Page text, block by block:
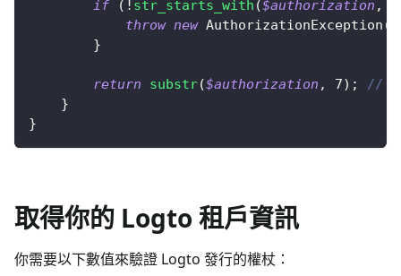
if ( ! str_starts_with ($authorization ,
throw new AuthorizationException (
}
return substr($authorization , 7) ;
//
}
}
取得你的 Logto 租戶資訊
你需要以下數值來驗證 Logto 發行的權杖：